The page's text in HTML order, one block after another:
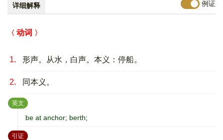
详细解释 例证
动词
1. 形声。从水，白声。本义：停船。
2. 同本义。
英文 ：
be at anchor; berth;
引证：